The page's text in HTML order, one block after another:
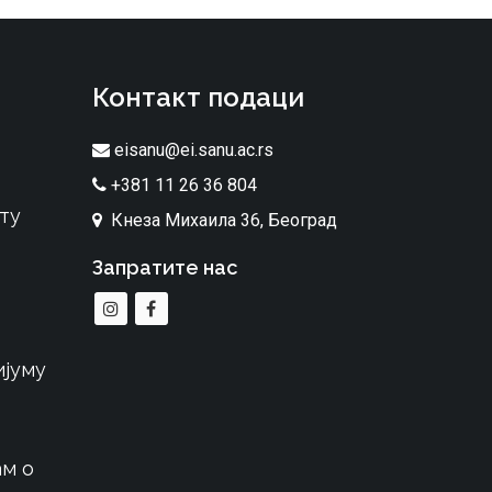
о
Контакт подаци
eisanu@ei.sanu.ac.rs
+381 11 26 36 804
Кнеза Михаила 36, Београд
Запратите нас